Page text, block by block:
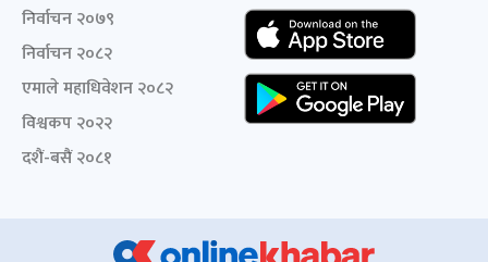
निर्वाचन २०७९
निर्वाचन २०८२
एमाले महाधिवेशन २०८२
विश्वकप २०२२
दशैं-बसैं २०८१